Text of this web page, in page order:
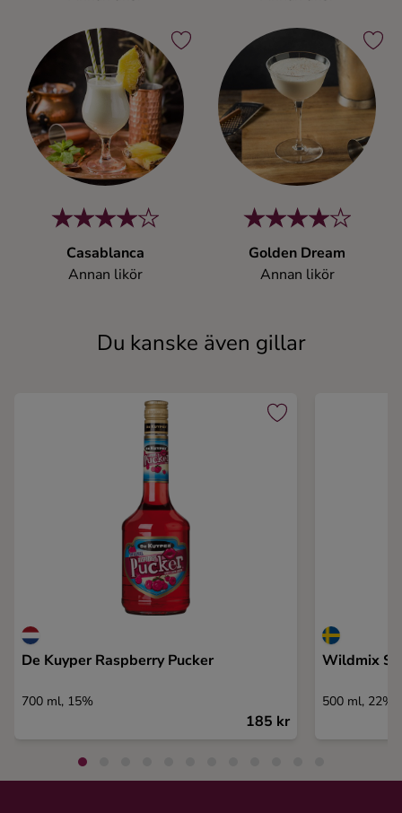
Casablanca
Annan likör
Golden Dream
Annan likör
Du kanske även gillar
De Kuyper Raspberry Pucker
700 ml, 15%
185 kr
Wildmix
500 ml, 22%